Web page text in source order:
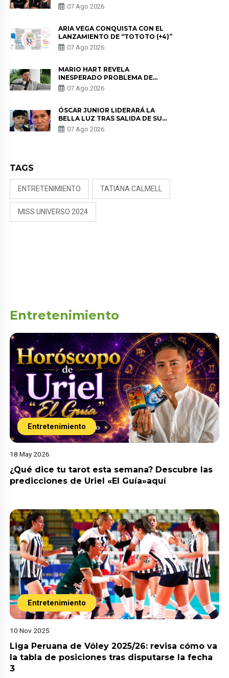
HEREDIA CON ALE FULLER: “UNA
DE LAS PARTES QUERÍA EL
07 Ago 2026
ARIA VEGA CONQUISTA CON EL
LANZAMIENTO DE “TOTOTO (+4)”
07 Ago 2026
MARIO HART REVELA
INESPERADO PROBLEMA DE
SALUD ANTES DE SEPARARSE DE
KORINA: “ME ENCONTRARON UN
07 Ago 2026
ÓSCAR JUNIOR LIDERARÁ LA
BELLA LUZ TRAS SALIDA DE SU
PADRE POR POLÉMICA CON
NALDY SALDAÑA
07 Ago 2026
TAGS
ENTRETENIMIENTO TATIANA CALMELL
MISS UNIVERSO 2024
Entretenimiento
Entretenimiento
18 May 2026
¿Qué dice tu tarot esta semana? Descubre las
predicciones de Uriel «El Guía»aquí
Entretenimiento
10 Nov 2025
Liga Peruana de Vóley 2025/26: revisa cómo va
la tabla de posiciones tras disputarse la fecha
3